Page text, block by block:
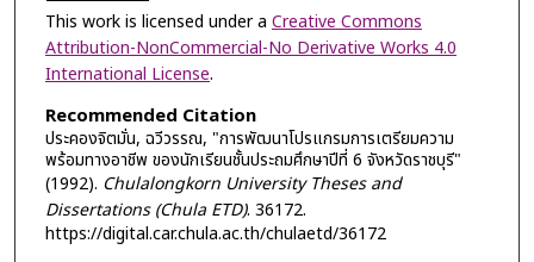
This work is licensed under a Creative Commons
Attribution-NonCommercial-No Derivative Works 4.0
International License.
Recommended Citation
ประคองจิตมั่น, ฉวีวรรณ, "การพัฒนาโปรแกรมการเตรียมความ
พร้อมทางอาชีพ ของนักเรียนชั้นประถมศึกษาปีที่ 6 จังหวัดราชบุรี"
(1992). Chulalongkorn University Theses and
Dissertations (Chula ETD). 36172.
https://digital.car.chula.ac.th/chulaetd/36172